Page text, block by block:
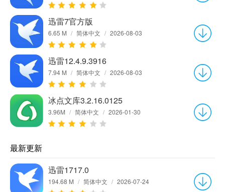
迅雷7官方版
6.65 M / 简体中文 / 2026-08-03
迅雷12.4.9.3916
7.94 M / 简体中文 / 2026-08-03
冰点文库3.2.16.0125
3.96M / 简体中文 / 2026-01-30
最新更新
迅雷1717.0
194.68 M / 简体中文 / 2026-07-24